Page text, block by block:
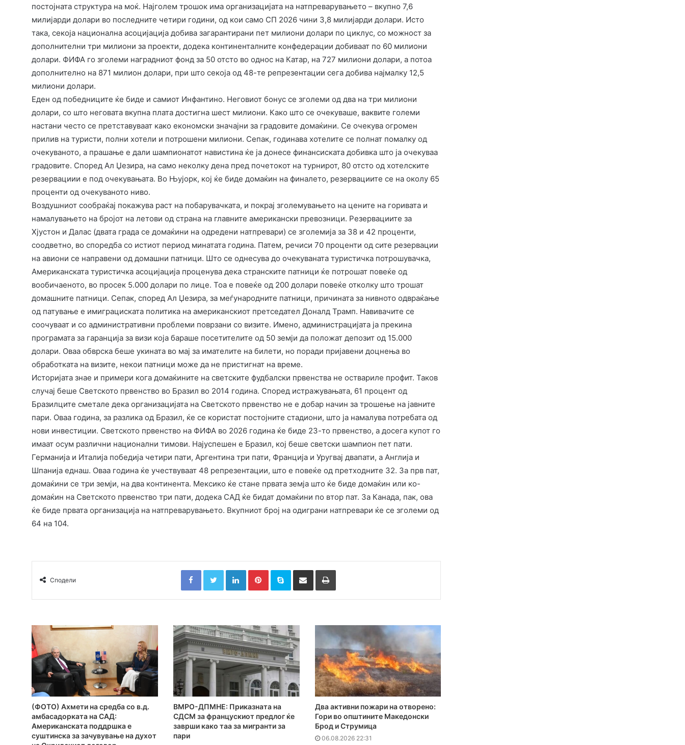
постојната структура на моќ. Најголем трошок има организацијата на натпреварувањето – вкупно 7,6
милијарди долари во последните четири години, од кои само СП 2026 чини 3,8 милијарди долари. Исто
така, секоја национална асоцијација добива загарантирани пет милиони долари по циклус, со можност за
дополнителни три милиони за проекти, додека континенталните конфедерации добиваат по 60 милиони
долари. ФИФА го зголеми наградниот фонд за 50 отсто во однос на Катар, на 727 милиони долари, а потоа
дополнително на 871 милион долари, при што секоја од 48-те репрезентации сега добива најмалку 12,5
милиони долари.
Еден од победниците ќе биде и самиот Инфантино. Неговиот бонус се зголеми од два на три милиони
долари, со што неговата вкупна плата достигна шест милиони. Како што се очекуваше, ваквите големи
настани често се претставуваат како економски значајни за градовите домаќини. Се очекува огромен
прилив на туристи, полни хотели и потрошени милиони. Сепак, годинава хотелите се полнат помалку од
очекуваното, а прашање е дали шампионатот навистина ќе ја донесе финансиската добивка што ја очекуваа
градовите. Според Ал Џезира, на само неколку дена пред почетокот на турнирот, 80 отсто од хотелските
резервациии е под очекувањата. Во Њујорк, кој ќе биде домаќин на финалето, резервациите се на околу 65
проценти од очекуваното ниво.
Воздушниот сообраќај покажува раст на побарувачката, и покрај зголемувањето на цените на горивата и
намалувањето на бројот на летови од страна на главните американски превозници. Резервациите за
Хјустон и Далас (двата града се домаќини на одредени натпревари) се зголемија за 38 и 42 проценти,
соодветно, во споредба со истиот период минатата година. Патем, речиси 70 проценти од сите резервации
на авиони се направени од домашни патници. Што се однесува до очекуваната туристичка потрошувачка,
Американската туристичка асоцијација проценува дека странските патници ќе потрошат повеќе од
вообичаеното, во просек 5.000 долари по лице. Тоа е повеќе од 200 долари повеќе отколку што трошат
домашните патници. Сепак, според Ал Џезира, за меѓународните патници, причината за нивното одвраќање
од патување е имиграциската политика на американскиот претседател Доналд Трамп. Навивачите се
соочуваат и со административни проблеми поврзани со визите. Имено, администрацијата ја прекина
програмата за гаранција за визи која бараше посетителите од 50 земји да положат депозит од 15.000
долари. Оваа обврска беше укината во мај за имателите на билети, но поради пријавени доцнења во
обработката на визите, некои патници може да не пристигнат на време.
Историјата знае и примери кога домаќините на светските фудбалски првенства не оствариле профит. Таков
случај беше Светското првенство во Бразил во 2014 година. Според истражувањата, 61 процент од
Бразилците сметале дека организацијата на Светското првенство не е добар начин за трошење на јавните
пари. Оваа година, за разлика од Бразил, ќе се користат постојните стадиони, што ја намалува потребата од
нови инвестиции. Светското првенство на ФИФА во 2026 година ќе биде 23-то првенство, а досега купот го
имаат осум различни национални тимови. Најуспешен е Бразил, кој беше светски шампион пет пати.
Германија и Италија победија четири пати, Аргентина три пати, Франција и Уругвај двапати, а Англија и
Шпанија еднаш. Оваа година ќе учествуваат 48 репрезентации, што е повеќе од претходните 32. За прв пат,
домаќини се три земји, на два континента. Мексико ќе стане првата земја што ќе биде домаќин или ко-
домаќин на Светското првенство три пати, додека САД ќе бидат домаќини по втор пат. За Канада, пак, ова
ќе биде првата организација на натпреварувањето. Вкупниот број на одиграни натпревари ќе се зголеми од
64 на 104.
Сподели
FacebookTwitterLinkedInPinterestSkype Сподели преку Е-маил Испринтај
(ФОТО) Ахмети на средба со в.д.
амбасадорката на САД:
Американската поддршка е
суштинска за зачувување на духот
ВМРО-ДПМНЕ: Приказната на
СДСМ за францускиот предлог ќе
заврши како таа за мигранти за
пари
Два активни пожари на отворено:
Гори во општините Македонски
Брод и Струмица
06.08.2026 22:31